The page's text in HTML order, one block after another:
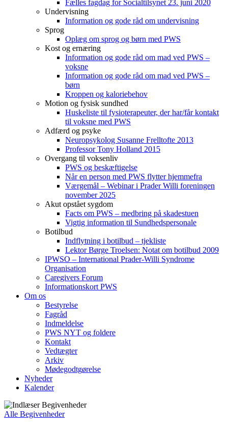
Fælles fagdag for Socialtilsynet 23. juni 2020
Undervisning
Information og gode råd om undervisning
Sprog
Oplæg om sprog og børn med PWS
Kost og ernæring
Information og gode råd om mad ved PWS –
voksne
Information og gode råd om mad ved PWS –
børn
Kroppen og kaloriebehov
Motion og fysisk sundhed
Huskeliste til fysioterapeuter, der har/får kontakt
til voksne med PWS
Adfærd og psyke
Neuropsykolog Susanne Frelltofte 2013
Professor Tony Holland 2015
Overgang til voksenliv
PWS og beskæftigelse
Når en person med PWS flytter hjemmefra
Værgemål – Webinar i Prader Willi foreningen
november 2025
Akut opstået sygdom
Facts om PWS – medbring på skadestuen
Vigtig information til Sundhedspersonale
Botilbud
Indflytning i botilbud – tjekliste
Lektor Børge Troelsen: Notat om botilbud 2009
IPWSO – International Prader-Willi Syndrome
Organisation
Caregivers Forum
Informationskort PWS
Om os
Bestyrelse
Fagråd
Indmeldelse
PWS NYT og foldere
Kontakt
Vedtægter
Arkiv
Mødegodtgørelse
Nyheder
Kalender
Alle Begivenheder